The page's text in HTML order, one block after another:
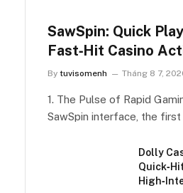
SawSpin: Quick
Fast‑Hit Casino
By tuvisomenh Tháng 8 7,
1. The Pulse of Rapid
SawSpin interface, the
Dolly